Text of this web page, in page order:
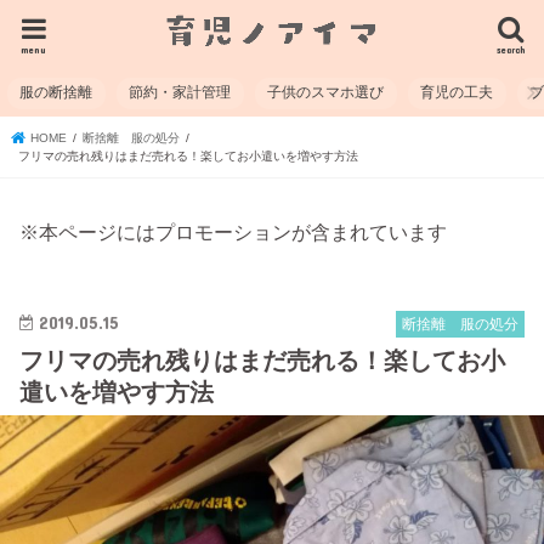
search
menu
服の断捨離 節約・家計管理 子供のスマホ選び 育児の工夫
HOME
断捨離 服の処分
フリマの売れ残りはまだ売れる！楽してお小遣いを増やす方法
※本ページにはプロモーションが含まれています
断捨離 服の処分
2019.05.15
フリマの売れ残りはまだ売れる！楽してお小
遣いを増やす方法